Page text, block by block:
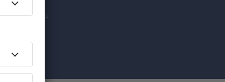
(formou
„Zapsat se“